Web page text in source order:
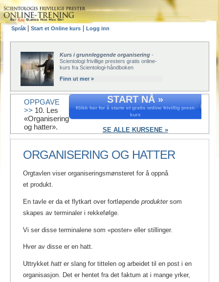
Språk Start et Online kurs Logg inn
Kurs i grunnleggende organisering -
Scientologi frivillige presters gratis online-
kurs fra Scientologi-håndboken
Finn ut mer »
START NÅ »
Klikk her for å starte et gratis online frivillig prest-
kurs
SE ALLE KURSENE »
OPPGAVE
>> 10. Les
«Organisering
og hatter».
ORGANISERING OG HATTER
Orgtavlen viser organiseringsmønsteret for å oppnå
et produkt.
En tavle er da et flytkart over fortløpende produktersom
skapes av terminaler i rekkefølge.
Vi ser disse terminalene som «poster» eller stillinger.
Hver av disse er en hatt.
Uttrykket hatt er slang for tittelen og arbeidet til en post i en
organisasjon. Det er hentet fra det faktum at i mange yrker,